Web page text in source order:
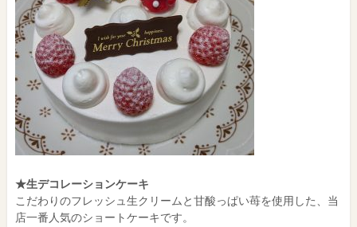
★生デコレーションケーキ
こだわりのフレッシュ生クリームと甘酸っぱい苺を使用した、当
店一番人気のショートケーキです。